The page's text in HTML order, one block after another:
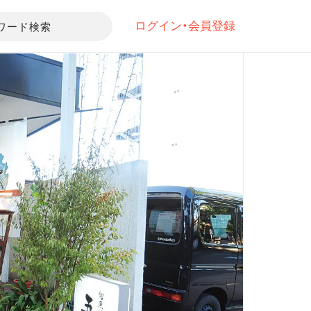
ード検索 ログイン・会員登録